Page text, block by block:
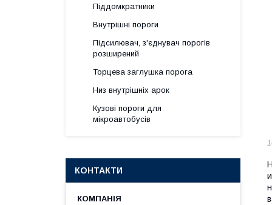
Піддомкратники
Внутрішні пороги
Підсилювач, з'єднувач порогів
розширений
Торцева заглушка порога
Низ внутрішніх арок
Кузові пороги для
мікроавтобусів
КОНТАКТИ